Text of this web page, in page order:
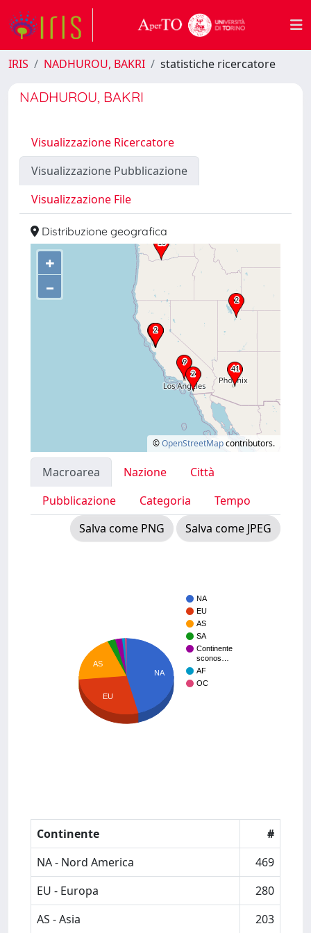
IRIS NADHUROU, BAKRI statistiche ricercatore
NADHUROU, BAKRI
Visualizzazione Ricercatore
Visualizzazione Pubblicazione
Visualizzazione File
Distribuzione geografica
+
–
©OpenStreetMapcontributors.
Macroarea Nazione
Città
Pubblicazione
Categoria
Tempo
Salva come PNG
Salva come JPEG
NA
EU
AS
SA
Continente
sconos…
AF
OC
NA
AS
EU
Continente
#
NA - Nord America
469
EU - Europa
280
AS - Asia
203